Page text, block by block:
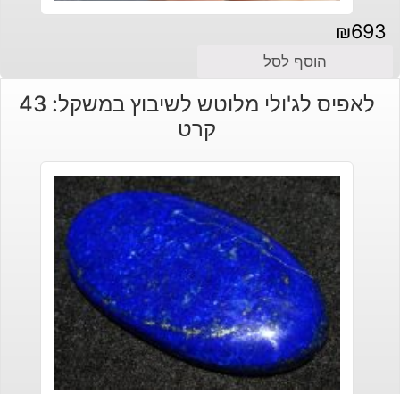
₪693
הוסף לסל
לאפיס לג'ולי מלוטש לשיבוץ במשקל: 43
קרט